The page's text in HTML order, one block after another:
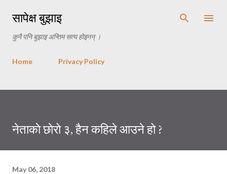
सापेक्ष बुझाइ
कुनै पनि बुझाइ अन्तिम सत्य होइनन् ।
Home Privacy Policy
नेताकाे छाेरो ३, हैन कहिले आउने हो ?
May 06, 2018